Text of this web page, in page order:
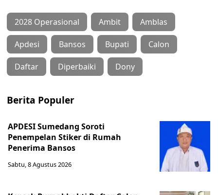
2028 Operasional Ambit Amblas
Apdesi Bansos Bupati Calon
Daftar Diperbaiki Dony
Berita Populer
APDESI Sumedang Soroti
Penempelan Stiker di Rumah
Penerima Bansos
Sabtu, 8 Agustus 2026